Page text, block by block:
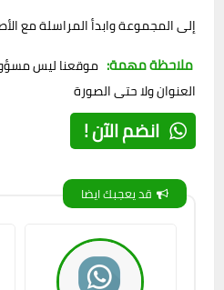
إلى المجموعة وابدأ المراسلة مع
ملاحظة مهمة: موقعنا ليس
العنوان ولا حتى الصورة
انضم الآن !
قد يعجبك ايضا